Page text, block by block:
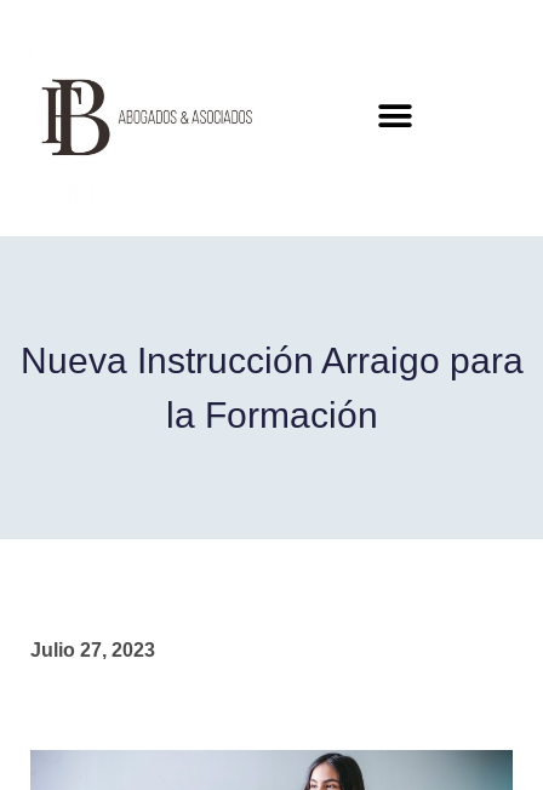
Nueva Instrucción Arraigo para
la Formación
Julio 27, 2023